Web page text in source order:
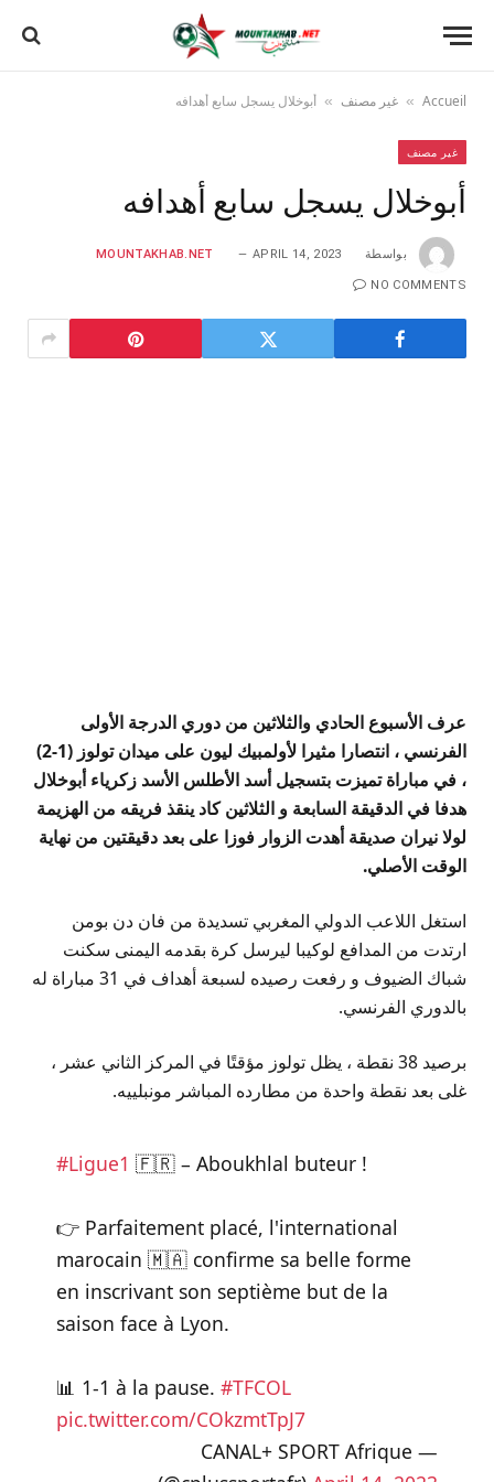
Accueil
» غير مصنف » أبوخلال يسجل سابع أهدافه
غير مصنف
أبوخلال يسجل سابع أهدافه
بواسطة MOUNTAKHAB.NET APRIL 14, 2023
NO COMMENTS
عرف الأسبوع الحادي والثلاثين من دوري الدرجة الأولى
الفرنسي ، انتصارا مثيرا لأولمبيك ليون على ميدان تولوز (1-2)
، في مباراة تميزت بتسجيل أسد الأطلس الأسد زكرياء أبوخلال
هدفا في الدقيقة السابعة و الثلاثين كاد ينقذ فريقه من الهزيمة
لولا نيران صديقة أهدت الزوار فوزا على بعد دقيقتين من نهاية
الوقت الأصلي.
استغل اللاعب الدولي المغربي تسديدة من فان دن بومن
ارتدت من المدافع لوكيبا ليرسل كرة بقدمه اليمنى سكنت
شباك الضيوف و رفعت رصيده لسبعة أهداف في 31 مباراة له
بالدوري الفرنسي.
برصيد 38 نقطة ، يظل تولوز مؤقتًا في المركز الثاني عشر ،
غلى بعد نقطة واحدة من مطارده المباشر مونبلييه.
#Ligue1 🇫🇷 – Aboukhlal buteur !
👉 Parfaitement placé, l'international
marocain 🇲🇦 confirme sa belle forme
en inscrivant son septième but de la
saison face à Lyon.
📊 1-1 à la pause.#TFCOL
pic.twitter.com/COkzmtTpJ7
— CANAL+ SPORT Afrique